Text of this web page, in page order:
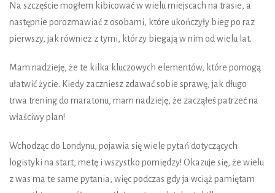
Na szczęście mogłem kibicować w wielu miejscach na trasie, a
następnie porozmawiać z osobami, które ukończyły bieg po raz
pierwszy, jak również z tymi, którzy biegają w nim od wielu lat.
Mam nadzieję, że te kilka kluczowych elementów, które pomogą
ułatwić życie. Kiedy zaczniesz zdawać sobie sprawę, jak długo
trwa trening do maratonu, mam nadzieję, że zacząłeś patrzeć na
właściwy plan!
Wchodząc do Londynu, pojawia się wiele pytań dotyczących
logistyki na start, metę i wszystko pomiędzy! Okazuje się, że wielu
z was ma te same pytania, więc podczas gdy ja wciąż pamiętam